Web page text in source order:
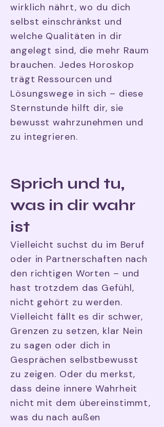
wirklich nährt, wo du dich
selbst einschränkst und
welche Qualitäten in dir
angelegt sind, die mehr Raum
brauchen. Jedes Horoskop
trägt Ressourcen und
Lösungswege in sich – diese
Sternstunde hilft dir, sie
bewusst wahrzunehmen und
zu integrieren.
Sprich und tu,
was in dir wahr
ist
Vielleicht suchst du im Beruf
oder in Partnerschaften nach
den richtigen Worten – und
hast trotzdem das Gefühl,
nicht gehört zu werden.
Vielleicht fällt es dir schwer,
Grenzen zu setzen, klar Nein
zu sagen oder dich in
Gesprächen selbstbewusst
zu zeigen. Oder du merkst,
dass deine innere Wahrheit
nicht mit dem übereinstimmt,
was du nach außen